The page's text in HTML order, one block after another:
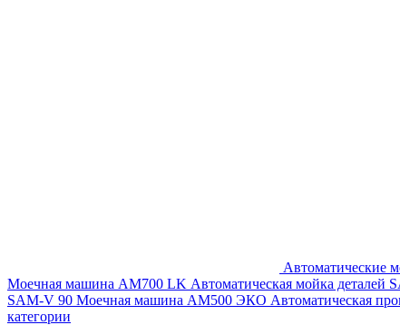
Автоматические
Моечная машина AM700 LK Автоматическая мойка деталей
SAM-V 90 Моечная машина АМ500 ЭКО Автоматическая
категории